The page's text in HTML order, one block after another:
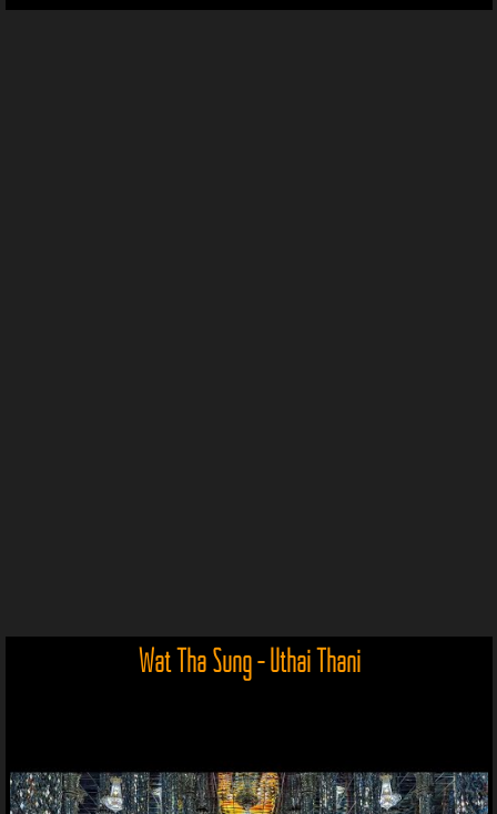
Wat Tha Sung - Uthai Thani